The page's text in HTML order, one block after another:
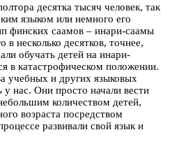
десятка тысяч человек, так
языком или немного его
финских саамов – инари-саамы
несколько десятков, точнее,
обучать детей на инари-
в катастрофическом положении.
учебных и других языковых
нас. Они просто начали вести
количеством детей,
возраста посредством
развивали свой язык и